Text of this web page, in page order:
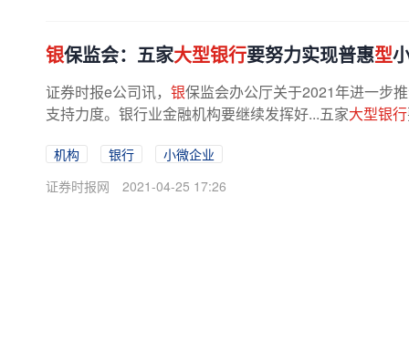
银保监会：五家大型银行要努力实现普惠型
证券时报e公司讯， 银保监会办公厅关于2021年进一步
支持力度。银行业金融机构要继续发挥好...五家大型银行
机构 银行
小微企业
证券时报网
2021-04-25 17:26